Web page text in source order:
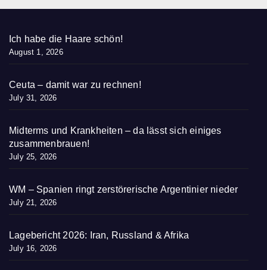
Ich habe die Haare schön!
August 1, 2026
Ceuta – damit war zu rechnen!
July 31, 2026
Midterms und Krankheiten – da lässt sich einiges
zusammenbrauen!
July 25, 2026
WM – Spanien ringt zerstörerische Argentinier nieder
July 21, 2026
Lagebericht 2026: Iran, Russland & Afrika
July 16, 2026